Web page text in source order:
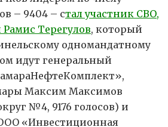
– 9404 – стал участник СВО,
Терегулов, который
одномандатному
идут генеральный
Максим Максимов
№4, 9176 голосов) и
«Инвестиционная